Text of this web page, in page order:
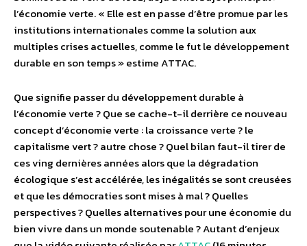
l’économie verte. « Elle est en passe d’être promue par les
institutions internationales comme la solution aux
multiples crises actuelles, comme le fut le développement
durable en son temps » estime ATTAC.
Que signifie passer du développement durable à
l’économie verte ? Que se cache-t-il derrière ce nouveau
concept d’économie verte : la croissance verte ? le
capitalisme vert ? autre chose ? Quel bilan faut-il tirer de
ces ving dernières années alors que la dégradation
écologique s’est accélérée, les inégalités se sont creusées
et que les démocraties sont mises à mal ? Quelles
perspectives ? Quelles alternatives pour une économie du
bien vivre dans un monde soutenable ? Autant d’enjeux